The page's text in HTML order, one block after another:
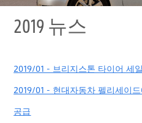
2019 뉴스
2019/01 - 브리지스톤 타이어 세
2019/01 - 현대자동차 펠리세이
공급